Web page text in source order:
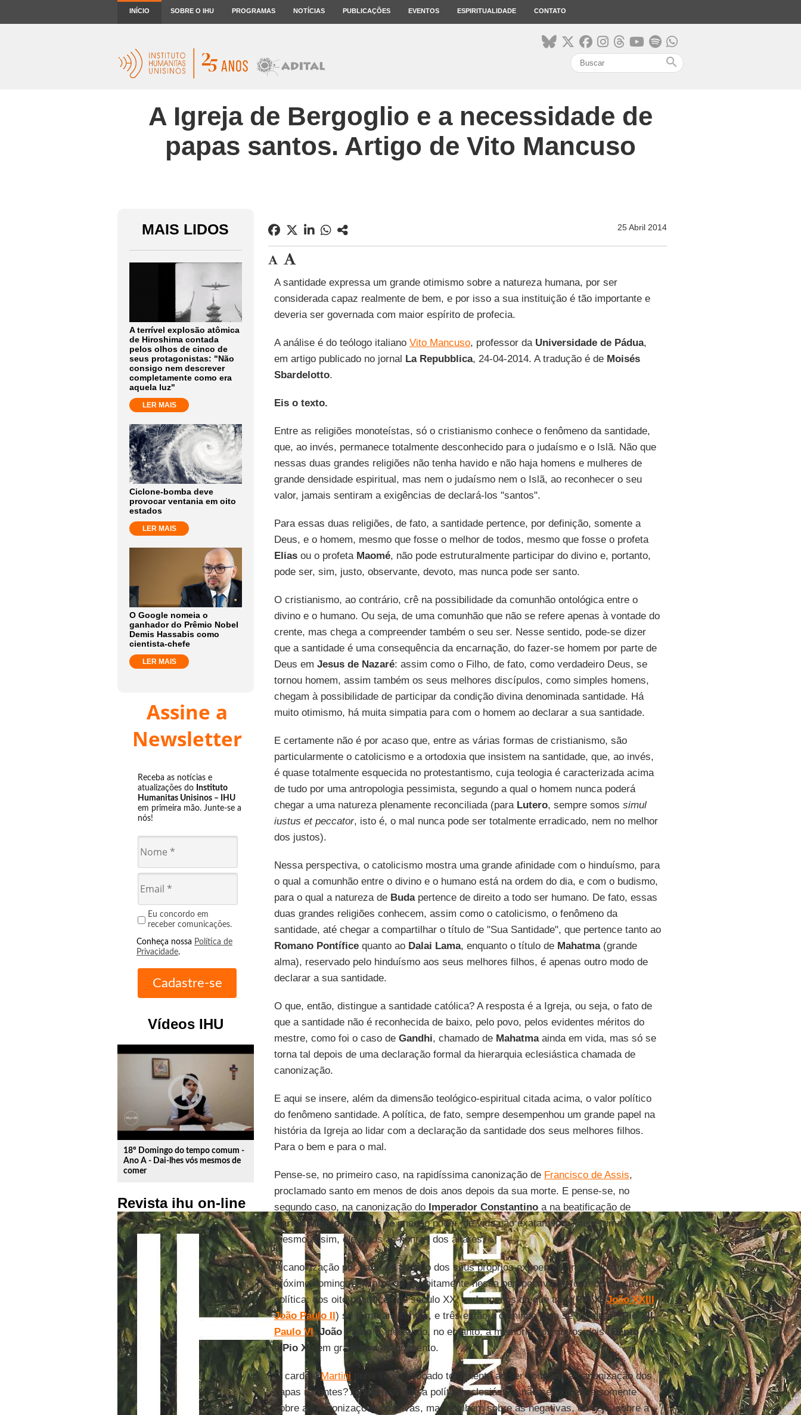
INÍCIO SOBRE O IHU PROGRAMAS NOTÍCIAS PUBLICAÇÕES EVENTOS ESPIRITUALIDADE CONTATO
search
A Igreja de Bergoglio e a necessidade de
papas santos. Artigo de Vito Mancuso
MAIS LIDOS
A terrível explosão atômica
de Hiroshima contada
pelos olhos de cinco de
seus protagonistas: "Não
consigo nem descrever
completamente como era
aquela luz"
LER MAIS
Ciclone-bomba deve
provocar ventania em oito
estados
LER MAIS
O Google nomeia o
ganhador do Prêmio Nobel
Demis Hassabis como
cientista-chefe
LER MAIS
Assine a
Newsletter
Receba as notícias e
atualizações do Instituto
Humanitas Unisinos – IHU
em primeira mão. Junte-se a
nós!
Eu concordo em
receber comunicações.
Conheça nossa Política de
Privacidade.
Vídeos IHU
play_circle_outline
18º Domingo do tempo comum -
Ano A - Dai-lhes vós mesmos de
comer
Revista ihu on-line
25 Abril 2014
A santidade expressa um grande otimismo sobre a natureza humana, por ser
considerada capaz realmente de bem, e por isso a sua instituição é tão importante e
deveria ser governada com maior espírito de profecia.
A análise é do teólogo italiano Vito Mancuso, professor da Universidade de Pádua,
em artigo publicado no jornal La Repubblica, 24-04-2014. A tradução é de Moisés
Sbardelotto.
Eis o texto.
Entre as religiões monoteístas, só o cristianismo conhece o fenômeno da santidade,
que, ao invés, permanece totalmente desconhecido para o judaísmo e o Islã. Não que
nessas duas grandes religiões não tenha havido e não haja homens e mulheres de
grande densidade espiritual, mas nem o judaísmo nem o Islã, ao reconhecer o seu
valor, jamais sentiram a exigências de declará-los "santos".
Para essas duas religiões, de fato, a santidade pertence, por definição, somente a
Deus, e o homem, mesmo que fosse o melhor de todos, mesmo que fosse o profeta
Eliasou o profeta Maomé, não pode estruturalmente participar do divino e, portanto,
pode ser, sim, justo, observante, devoto, mas nunca pode ser santo.
O cristianismo, ao contrário, crê na possibilidade da comunhão ontológica entre o
divino e o humano. Ou seja, de uma comunhão que não se refere apenas à vontade do
crente, mas chega a compreender também o seu ser. Nesse sentido, pode-se dizer
que a santidade é uma consequência da encarnação, do fazer-se homem por parte de
Deus em Jesus de Nazaré: assim como o Filho, de fato, como verdadeiro Deus, se
tornou homem, assim também os seus melhores discípulos, como simples homens,
chegam à possibilidade de participar da condição divina denominada santidade. Há
muito otimismo, há muita simpatia para com o homem ao declarar a sua santidade.
E certamente não é por acaso que, entre as várias formas de cristianismo, são
particularmente o catolicismo e a ortodoxia que insistem na santidade, que, ao invés,
é quase totalmente esquecida no protestantismo, cuja teologia é caracterizada acima
de tudo por uma antropologia pessimista, segundo a qual o homem nunca poderá
chegar a uma natureza plenamente reconciliada (para Lutero, sempre somos simul
iustus et peccator, isto é, o mal nunca pode ser totalmente erradicado, nem no melhor
dos justos).
Nessa perspectiva, o catolicismo mostra uma grande afinidade com o hinduísmo, para
o qual a comunhão entre o divino e o humano está na ordem do dia, e com o budismo,
para o qual a natureza de Budapertence de direito a todo ser humano. De fato, essas
duas grandes religiões conhecem, assim como o catolicismo, o fenômeno da
santidade, até chegar a compartilhar o título de "Sua Santidade", que pertence tanto ao
Romano Pontíficequanto ao Dalai Lama, enquanto o título de Mahatma(grande
alma), reservado pelo hinduísmo aos seus melhores filhos, é apenas outro modo de
declarar a sua santidade.
O que, então, distingue a santidade católica? A resposta é a Igreja, ou seja, o fato de
que a santidade não é reconhecida de baixo, pelo povo, pelos evidentes méritos do
mestre, como foi o caso de Gandhi, chamado de Mahatmaainda em vida, mas só se
torna tal depois de uma declaração formal da hierarquia eclesiástica chamada de
canonização.
E aqui se insere, além da dimensão teológico-espiritual citada acima, o valor político
do fenômeno santidade. A política, de fato, sempre desempenhou um grande papel na
história da Igreja ao lidar com a declaração da santidade dos seus melhores filhos.
Para o bem e para o mal.
Pense-se, no primeiro caso, na rapidíssima canonização de Francisco de Assis,
proclamado santo em menos de dois anos depois da sua morte. E pense-se, no
segundo caso, na canonização do Imperador Constantinoa na beatificação de
Carlos Magno, homens de imenso poder, de vida não exatamente integérrima e,
mesmo assim, elevados às honras dos altares.
A canonização por parte do papado dos seus próprios expoentes, incluindo a do
próximo domingo, encaixa-se perfeitamente nessa perspectiva de forte conotação
política: dos oito pontífices do século XX, nada menos do que três (Pio X,João XXIII ,
João Paulo II) se tornaram santos, e três estão a caminho para se tornarem (Pio XII,
Paulo VI, João Paulo I ), deixando, no entanto, a memória dos outros dois ( Bento XV
e Pio XI) em grave constrangimento.
O cardealMartini tinha se equivocado totalmente ao ser contrário à canonização dos
papas recentes? Ainda mais que a política eclesiástica não se expressa somente
sobre as canonizações positivas, mas também sobre as negativas, ou seja, sobre a